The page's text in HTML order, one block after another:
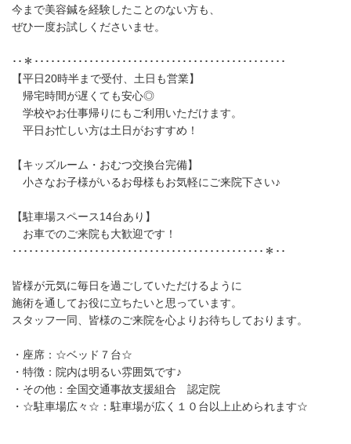
今まで美容鍼を経験したことのない方も、
ぜひ一度お試しくださいませ。
･･＊･･････････････････････････････････････････････
【平日20時半まで受付、土日も営業】
帰宅時間が遅くても安心◎
学校やお仕事帰りにもご利用いただけます。
平日お忙しい方は土日がおすすめ！
【キッズルーム・おむつ交換台完備】
小さなお子様がいるお母様もお気軽にご来院下さい♪
【駐車場スペース14台あり】
お車でのご来院も大歓迎です！
･･････････････････････････････････････････････＊･･
皆様が元気に毎日を過ごしていただけるように
施術を通してお役に立ちたいと思っています。
スタッフ一同、皆様のご来院を心よりお待ちしております。
・座席：☆ベッド７台☆
・特徴：院内は明るい雰囲気です♪
・その他：全国交通事故支援組合 認定院
・☆駐車場広々☆：駐車場が広く１０台以上止められます☆